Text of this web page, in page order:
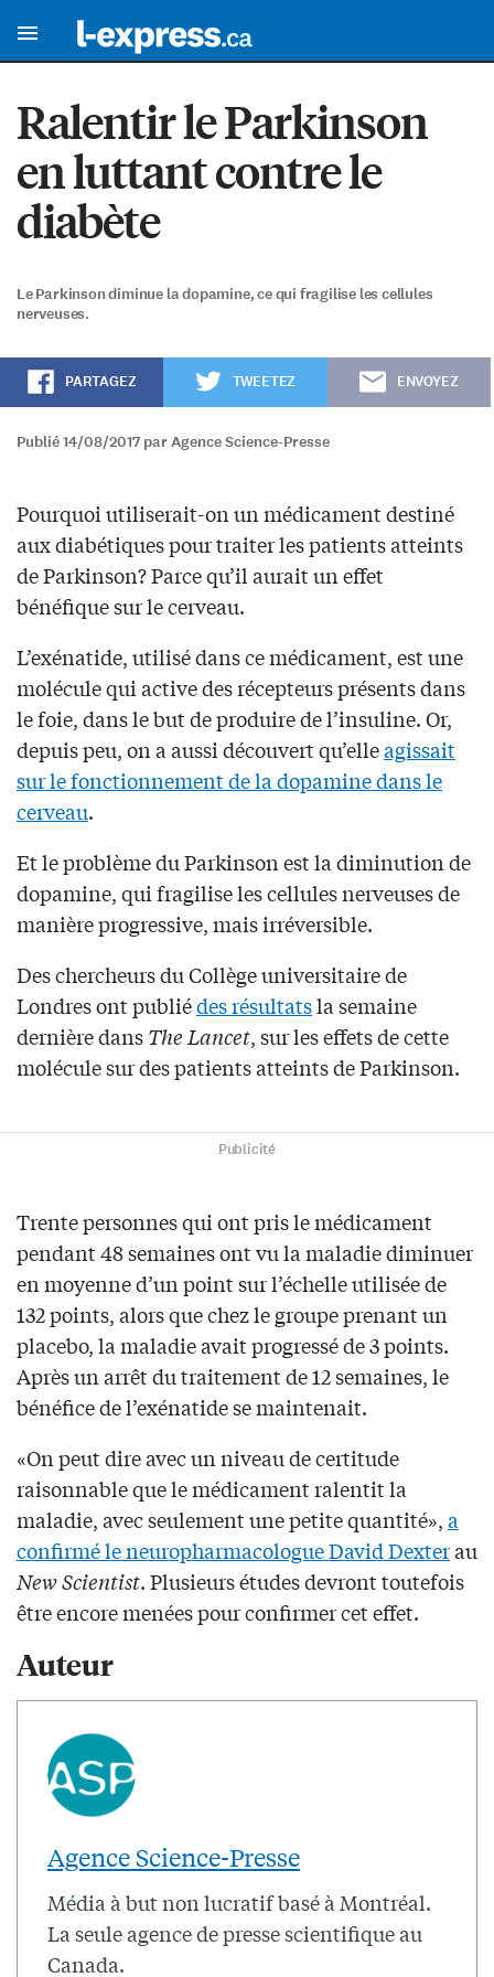
Ralentir le Parkinson
en luttant contre le
diabète
Le Parkinson diminue la dopamine, ce qui fragilise les cellules
nerveuses.
PARTAGEZ TWEETEZ ENVOYEZ
Publié 14/08/2017 par Agence Science-Presse
Pourquoi utiliserait-on un médicament destiné
aux diabétiques pour traiter les patients atteints
de Parkinson? Parce qu’il aurait un effet
bénéfique sur le cerveau.
L’exénatide, utilisé dans ce médicament, est une
molécule qui active des récepteurs présents dans
le foie, dans le but de produire de l’insuline. Or,
depuis peu, on a aussi découvert qu’elleagissait
sur le fonctionnement de la dopamine dans le
cerveau.
Et le problème du Parkinson est la diminution de
dopamine, qui fragilise les cellules nerveuses de
manière progressive, mais irréversible.
Des chercheurs du Collège universitaire de
Londres ont publiédes résultatsla semaine
dernière dansThe Lancet, sur les effets de cette
molécule sur des patients atteints de Parkinson.
Publicité
Trente personnes qui ont pris le médicament
pendant 48 semaines ont vu la maladie diminuer
en moyenne d’un point sur l’échelle utilisée de
132 points, alors que chez le groupe prenant un
placebo, la maladie avait progressé de 3 points.
Après un arrêt du traitement de 12 semaines, le
bénéfice de l’exénatide se maintenait.
«On peut dire avec un niveau de certitude
raisonnable que le médicament ralentit la
maladie, avec seulement une petite quantité»,a
confirmé le neuropharmacologue David Dexterau
New Scientist. Plusieurs études devront toutefois
être encore menées pour confirmer cet effet.
Auteur
Agence Science-Presse
Média à but non lucratif basé à Montréal.
La seule agence de presse scientifique au
Canada.